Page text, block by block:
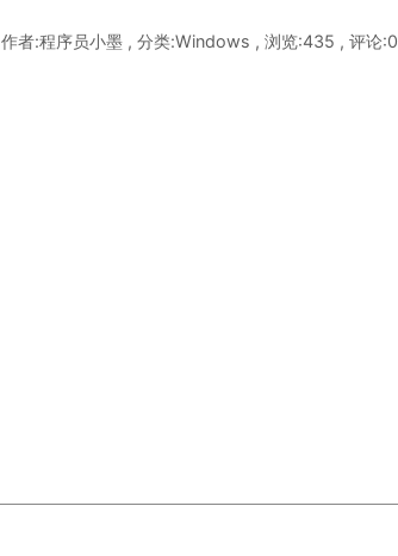
作者:程序员小墨 , 分类:Windows , 浏览:435 , 评论:0